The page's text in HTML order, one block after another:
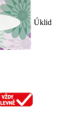
Úklid